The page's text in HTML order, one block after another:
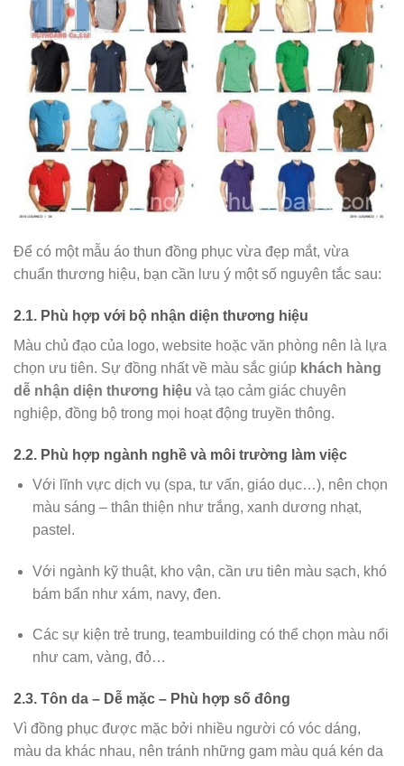
Để có một mẫu áo thun đồng phục vừa đẹp mắt, vừa
chuẩn thương hiệu, bạn cần lưu ý một số nguyên tắc sau:
2.1. Phù hợp với bộ nhận diện thương hiệu
Màu chủ đạo của logo, website hoặc văn phòng nên là lựa
chọn ưu tiên. Sự đồng nhất về màu sắc giúp khách hàng
dễ nhận diện thương hiệu và tạo cảm giác chuyên
nghiệp, đồng bộ trong mọi hoạt động truyền thông.
2.2. Phù hợp ngành nghề và môi trường làm việc
Với lĩnh vực dịch vụ (spa, tư vấn, giáo dục…), nên chọn
màu sáng – thân thiện như trắng, xanh dương nhạt,
pastel.
Với ngành kỹ thuật, kho vận, cần ưu tiên màu sạch, khó
bám bẩn như xám, navy, đen.
Các sự kiện trẻ trung, teambuilding có thể chọn màu nổi
như cam, vàng, đỏ…
2.3. Tôn da – Dễ mặc – Phù hợp số đông
Vì đồng phục được mặc bởi nhiều người có vóc dáng,
màu da khác nhau, nên tránh những gam màu quá kén da